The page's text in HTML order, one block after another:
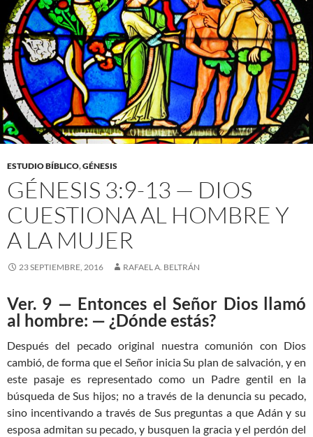
ESTUDIO BÍBLICO,GÉNESIS
GÉNESIS 3:9-13 — DIOS
CUESTIONA AL HOMBRE Y
A LA MUJER
23 SEPTIEMBRE, 2016 RAFAEL A. BELTRÁN
Ver. 9 — Entonces el Señor Dios llamó
al hombre: — ¿Dónde estás?
Después del pecado original nuestra comunión con Dios
cambió, de forma que el Señor inicia Su plan de salvación, y en
este pasaje es representado como un Padre gentil en la
búsqueda de Sus hijos; no a través de la denuncia su pecado,
sino incentivando a través de Sus preguntas a que Adán y su
esposa admitan su pecado, y busquen la gracia y el perdón del